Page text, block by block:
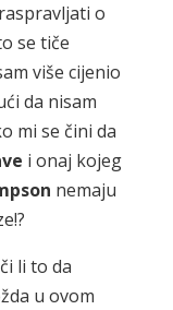
raspravljati o
se tiče
više cijenio
da nisam
mi se čini da
i onaj kojeg
nemaju
li to da
u ovom